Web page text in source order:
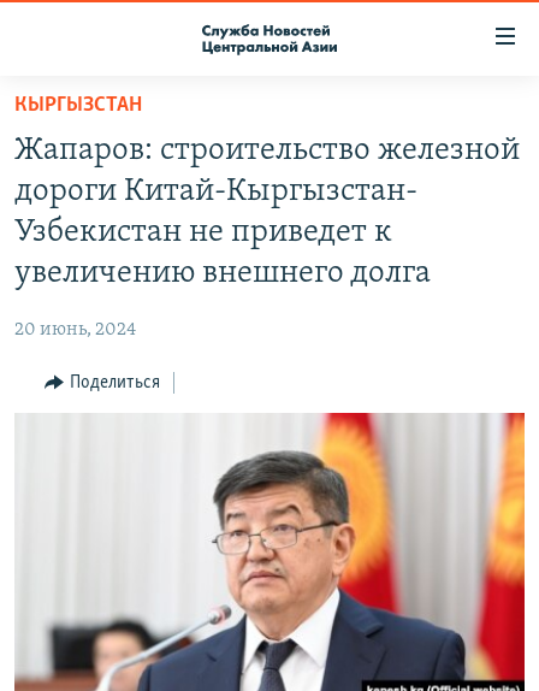
Вернуться
основному
содержанию
Вернутся
главной
Вернутся
поиску
ПОДПИСКА
КОНТАКТЫ
МИГРАНТ МЕДИА
КЫРГЫЗСТАН
Жапаров: строительство железной
дороги Китай-Кыргызстан-
Узбекистан не приведет к
увеличению внешнего долга
20 июнь, 2024
Поделиться